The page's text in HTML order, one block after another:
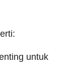
untuk